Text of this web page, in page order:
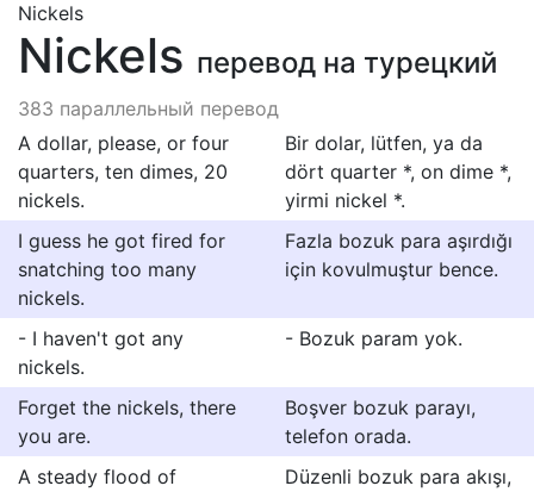
Nickels
Nickels перевод на турецкий
383 параллельный перевод
A dollar, please, or four
quarters, ten dimes, 20
nickels.
Bir dolar, lütfen, ya da
dört quarter *, on dime *,
yirmi nickel *.
I guess he got fired for
snatching too many
nickels.
Fazla bozuk para aşırdığı
için kovulmuştur bence.
- I haven't got any
nickels.
- Bozuk param yok.
Forget the nickels, there
you are.
Boşver bozuk parayı,
telefon orada.
A steady flood of
Düzenli bozuk para akışı,